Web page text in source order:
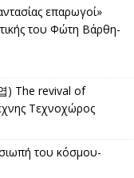
επαρωγοί»
του Φώτη Βάρθη-
) The revival of
Τεχνοχώρος
του κόσμου-